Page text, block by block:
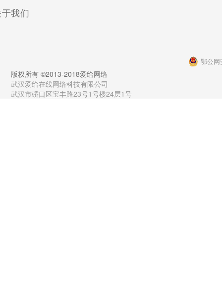
我们
鄂公网
版权所有 ©2013-2018爱给网络
武汉爱给在线网络科技有限公司
武汉市硚口区宝丰路23号1号楼24层1号